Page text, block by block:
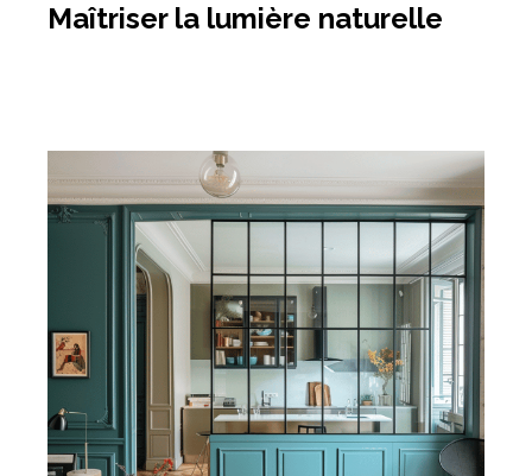
Maîtriser la lumière naturelle